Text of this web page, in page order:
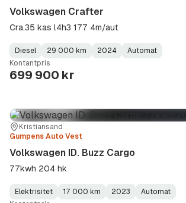
Volkswagen Crafter
Cra.35 kas l4h3 177 4m/aut
Fuel
Type:
Diesel
Kilometerstand:
29 000 km
Model
Year:
2024
Gearbox
Type:
Automat
Kontantpris
699 900 kr
Sted:Kristiansand
Forhandler:
Gumpens Auto Vest
Volkswagen ID. Buzz Cargo
77kwh 204 hk
Fuel
Elektrisitet
Kilometerstand:
17 000 km
Model
2023
Gearbox
Automat